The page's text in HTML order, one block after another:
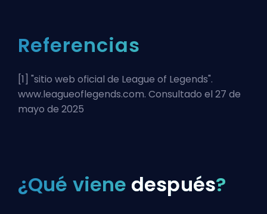
Referencias
[1] "sitio web oficial de League of Legends".
www.leagueoflegends.com. Consultado el 27 de
mayo de 2025
¿Qué viene después?